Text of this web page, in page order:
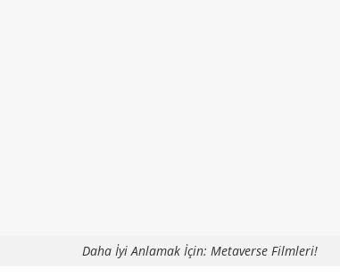
Daha İyi Anlamak İçin: Metaverse Filmleri!